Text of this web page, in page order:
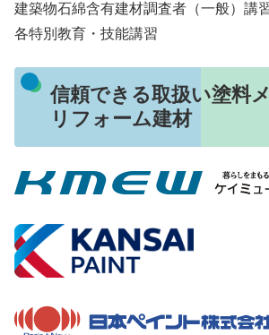
建築物石綿含有建材調査者（一般
各特別教育・技能講習
信頼できる取扱い塗料
リフォーム建材